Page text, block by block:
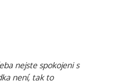
nejste spokojeni s
není, tak to